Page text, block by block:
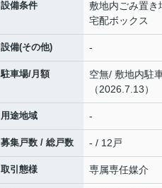
設備条件
敷地内ごみ置き
宅配ボックス
設備(その他) -
駐車場/月額
空無/ 敷地内駐
（2026.7.13）
用途地域 -
募集戸数 / 総戸数 - / 12戸
取引態様 専属専任媒介